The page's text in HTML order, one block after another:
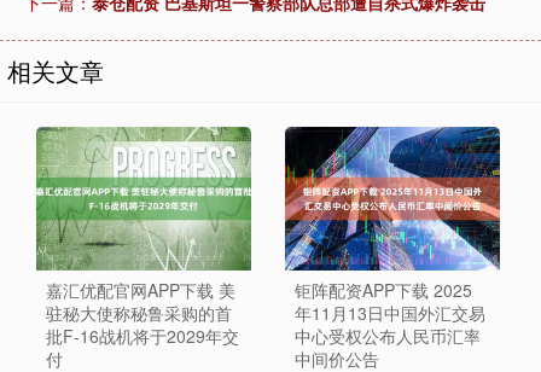
相关文章
嘉汇优配官网APP下载 美
驻秘大使称秘鲁采购的首
批F-16战机将于2029年交
付
钜阵配资APP下载 2025
年11月13日中国外汇交易
中心受权公布人民币汇率
中间价公告